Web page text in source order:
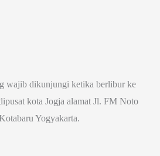
wajib dikunjungi ketika berlibur ke
kota Jogja alamat Jl. FM Noto
Yogyakarta.